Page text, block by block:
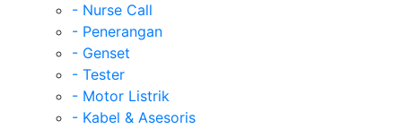
- Nurse Call
- Penerangan
- Genset
- Tester
- Motor Listrik
- Kabel & Asesoris